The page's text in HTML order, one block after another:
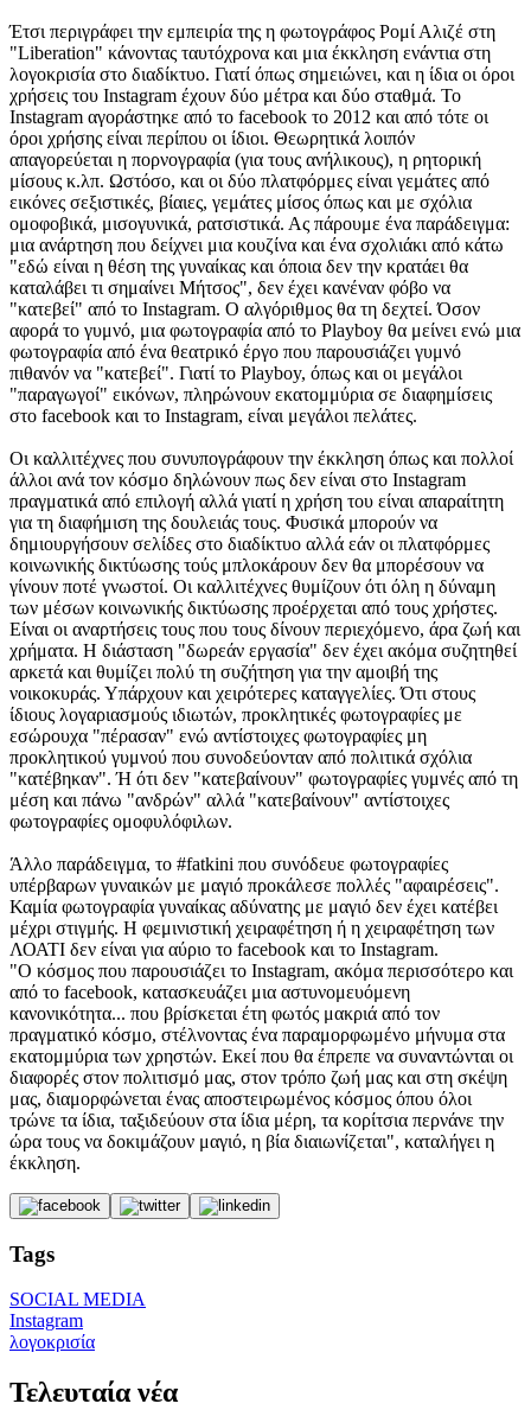
Έτσι περιγράφει την εμπειρία της η φωτογράφος Ρομί Αλιζέ στη
"Liberation" κάνοντας ταυτόχρονα και μια έκκληση ενάντια στη
λογοκρισία στο διαδίκτυο. Γιατί όπως σημειώνει, και η ίδια οι όροι
χρήσεις του Instagram έχουν δύο μέτρα και δύο σταθμά. Το
Instagram αγοράστηκε από το facebook το 2012 και από τότε οι
όροι χρήσης είναι περίπου οι ίδιοι. Θεωρητικά λοιπόν
απαγορεύεται η πορνογραφία (για τους ανήλικους), η ρητορική
μίσους κ.λπ. Ωστόσο, και οι δύο πλατφόρμες είναι γεμάτες από
εικόνες σεξιστικές, βίαιες, γεμάτες μίσος όπως και με σχόλια
ομοφοβικά, μισογυνικά, ρατσιστικά. Ας πάρουμε ένα παράδειγμα:
μια ανάρτηση που δείχνει μια κουζίνα και ένα σχολιάκι από κάτω
"εδώ είναι η θέση της γυναίκας και όποια δεν την κρατάει θα
καταλάβει τι σημαίνει Μήτσος", δεν έχει κανέναν φόβο να
"κατεβεί" από το Instagram. Ο αλγόριθμος θα τη δεχτεί. Όσον
αφορά το γυμνό, μια φωτογραφία από το Playboy θα μείνει ενώ μια
φωτογραφία από ένα θεατρικό έργο που παρουσιάζει γυμνό
πιθανόν να "κατεβεί". Γιατί το Playboy, όπως και οι μεγάλοι
"παραγωγοί" εικόνων, πληρώνουν εκατομμύρια σε διαφημίσεις
στο facebook και το Instagram, είναι μεγάλοι πελάτες.
Οι καλλιτέχνες που συνυπογράφουν την έκκληση όπως και πολλοί
άλλοι ανά τον κόσμο δηλώνουν πως δεν είναι στο Instagram
πραγματικά από επιλογή αλλά γιατί η χρήση του είναι απαραίτητη
για τη διαφήμιση της δουλειάς τους. Φυσικά μπορούν να
δημιουργήσουν σελίδες στο διαδίκτυο αλλά εάν οι πλατφόρμες
κοινωνικής δικτύωσης τούς μπλοκάρουν δεν θα μπορέσουν να
γίνουν ποτέ γνωστοί. Οι καλλιτέχνες θυμίζουν ότι όλη η δύναμη
των μέσων κοινωνικής δικτύωσης προέρχεται από τους χρήστες.
Είναι οι αναρτήσεις τους που τους δίνουν περιεχόμενο, άρα ζωή και
χρήματα. Η διάσταση "δωρεάν εργασία" δεν έχει ακόμα συζητηθεί
αρκετά και θυμίζει πολύ τη συζήτηση για την αμοιβή της
νοικοκυράς. Υπάρχουν και χειρότερες καταγγελίες. Ότι στους
ίδιους λογαριασμούς ιδιωτών, προκλητικές φωτογραφίες με
εσώρουχα "πέρασαν" ενώ αντίστοιχες φωτογραφίες μη
προκλητικού γυμνού που συνοδεύονταν από πολιτικά σχόλια
"κατέβηκαν". Ή ότι δεν "κατεβαίνουν" φωτογραφίες γυμνές από τη
μέση και πάνω "ανδρών" αλλά "κατεβαίνουν" αντίστοιχες
φωτογραφίες ομοφυλόφιλων.
Άλλο παράδειγμα, το #fatkini που συνόδευε φωτογραφίες
υπέρβαρων γυναικών με μαγιό προκάλεσε πολλές "αφαιρέσεις".
Καμία φωτογραφία γυναίκας αδύνατης με μαγιό δεν έχει κατέβει
μέχρι στιγμής. Η φεμινιστική χειραφέτηση ή η χειραφέτηση των
ΛΟΑΤΙ δεν είναι για αύριο το facebook και το Instagram.
"Ο κόσμος που παρουσιάζει το Instagram, ακόμα περισσότερο και
από το facebook, κατασκευάζει μια αστυνομευόμενη
κανονικότητα... που βρίσκεται έτη φωτός μακριά από τον
πραγματικό κόσμο, στέλνοντας ένα παραμορφωμένο μήνυμα στα
εκατομμύρια των χρηστών. Εκεί που θα έπρεπε να συναντώνται οι
διαφορές στον πολιτισμό μας, στον τρόπο ζωή μας και στη σκέψη
μας, διαμορφώνεται ένας αποστειρωμένος κόσμος όπου όλοι
τρώνε τα ίδια, ταξιδεύουν στα ίδια μέρη, τα κορίτσια περνάνε την
ώρα τους να δοκιμάζουν μαγιό, η βία διαιωνίζεται", καταλήγει η
έκκληση.
Tags
SOCIAL MEDIA
Instagram
λογοκρισία
Τελευταία νέα